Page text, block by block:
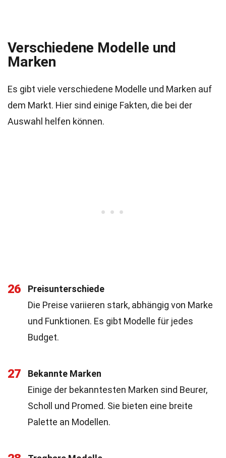
Verschiedene Modelle und
Marken
Es gibt viele verschiedene Modelle und Marken auf
dem Markt. Hier sind einige Fakten, die bei der
Auswahl helfen können.
26
Preisunterschiede
Die Preise variieren stark, abhängig von Marke
und Funktionen. Es gibt Modelle für jedes
Budget.
27
Bekannte Marken
Einige der bekanntesten Marken sind Beurer,
Scholl und Promed. Sie bieten eine breite
Palette an Modellen.